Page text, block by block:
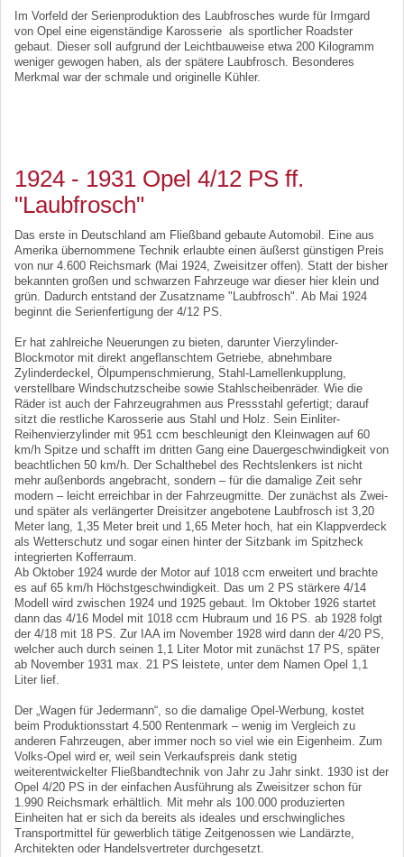
Im Vorfeld der Serienproduktion des Laubfrosches wurde für Irmgard
von Opel eine eigenständige Karosserie als sportlicher Roadster
gebaut. Dieser soll aufgrund der Leichtbauweise etwa 200 Kilogramm
weniger gewogen haben, als der spätere Laubfrosch. Besonderes
Merkmal war der schmale und originelle Kühler.
1924 - 1931 Opel 4/12 PS ff.
"Laubfrosch"
Das erste in Deutschland am Fließband gebaute Automobil. Eine aus
Amerika übernommene Technik erlaubte einen äußerst günstigen Preis
von nur 4.600 Reichsmark (Mai 1924, Zweisitzer offen). Statt der bisher
bekannten großen und schwarzen Fahrzeuge war dieser hier klein und
grün. Dadurch entstand der Zusatzname "Laubfrosch". Ab Mai 1924
beginnt die Serienfertigung der 4/12 PS.
Er hat zahlreiche Neuerungen zu bieten, darunter Vierzylinder-
Blockmotor mit direkt angeflanschtem Getriebe, abnehmbare
Zylinderdeckel, Ölpumpenschmierung, Stahl-Lamellenkupplung,
verstellbare Windschutzscheibe sowie Stahlscheibenräder. Wie die
Räder ist auch der Fahrzeugrahmen aus Pressstahl gefertigt; darauf
sitzt die restliche Karosserie aus Stahl und Holz. Sein Einliter-
Reihenvierzylinder mit 951 ccm beschleunigt den Kleinwagen auf 60
km/h Spitze und schafft im dritten Gang eine Dauergeschwindigkeit von
beachtlichen 50 km/h. Der Schalthebel des Rechtslenkers ist nicht
mehr außenbords angebracht, sondern – für die damalige Zeit sehr
modern – leicht erreichbar in der Fahrzeugmitte. Der zunächst als Zwei-
und später als verlängerter Dreisitzer angebotene Laubfrosch ist 3,20
Meter lang, 1,35 Meter breit und 1,65 Meter hoch, hat ein Klappverdeck
als Wetterschutz und sogar einen hinter der Sitzbank im Spitzheck
integrierten Kofferraum.
Ab Oktober 1924 wurde der Motor auf 1018 ccm erweitert und brachte
es auf 65 km/h Höchstgeschwindigkeit. Das um 2 PS stärkere 4/14
Modell wird zwischen 1924 und 1925 gebaut. Im Oktober 1926 startet
dann das 4/16 Model mit 1018 ccm Hubraum und 16 PS. ab 1928 folgt
der 4/18 mit 18 PS. Zur IAA im November 1928 wird dann der 4/20 PS,
welcher auch durch seinen 1,1 Liter Motor mit zunächst 17 PS, später
ab November 1931 max. 21 PS leistete, unter dem Namen Opel 1,1
Liter lief.
Der „Wagen für Jedermann“, so die damalige Opel-Werbung, kostet
beim Produktionsstart 4.500 Rentenmark – wenig im Vergleich zu
anderen Fahrzeugen, aber immer noch so viel wie ein Eigenheim. Zum
Volks-Opel wird er, weil sein Verkaufspreis dank stetig
weiterentwickelter Fließbandtechnik von Jahr zu Jahr sinkt. 1930 ist der
Opel 4/20 PS in der einfachen Ausführung als Zweisitzer schon für
1.990 Reichsmark erhältlich. Mit mehr als 100.000 produzierten
Einheiten hat er sich da bereits als ideales und erschwingliches
Transportmittel für gewerblich tätige Zeitgenossen wie Landärzte,
Architekten oder Handelsvertreter durchgesetzt.